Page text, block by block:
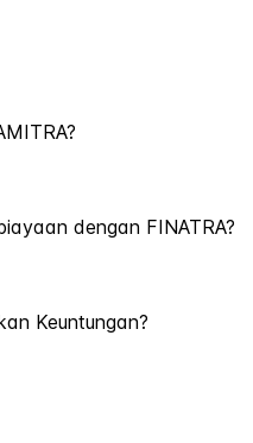
dengan FINATRA?
Keuntungan?